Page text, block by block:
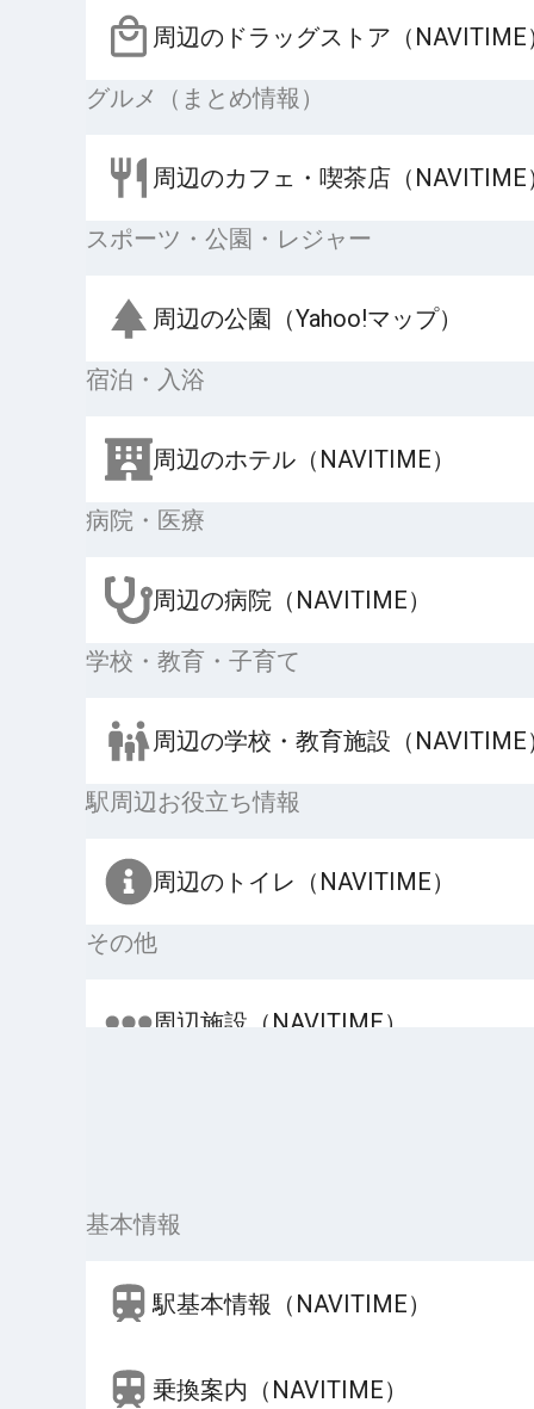
周辺のドラッグストア（NAVITIME
グルメ（まとめ情報）
周辺のカフェ・喫茶店（NAVITIME
スポーツ・公園・レジャー
周辺の公園（Yahoo!マップ）
宿泊・入浴
周辺のホテル（NAVITIME）
病院・医療
周辺の病院（NAVITIME）
学校・教育・子育て
周辺の学校・教育施設（NAVITIME
駅周辺お役立ち情報
周辺のトイレ（NAVITIME）
その他
周辺施設（NAVITIME）
基本情報
駅基本情報（NAVITIME）
乗換案内（NAVITIME）